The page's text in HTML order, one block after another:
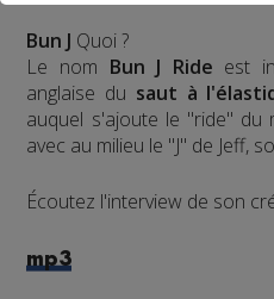
Bun J Quoi ?
Le nom Bun J Ride est
anglaise du saut à
auquel s'ajoute le "ride" du
avec au milieu le "J" de Jeff,
Écoutez l'interview de son
mp3